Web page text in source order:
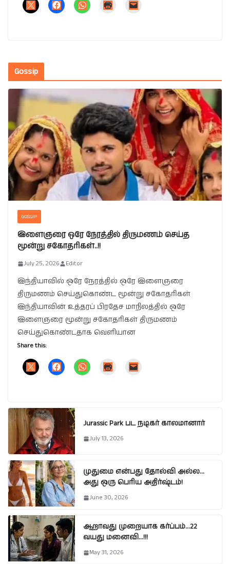
Gossip
GOSSIP
இளைஞரை ஒரே நேரத்தில் திருமணம் செய்த
மூன்று சகோதரிகள்..!!
July 25, 2026 Editor
இந்தியாவில் ஒரே நேரத்தில் ஒரே இளைஞரை
திருமணம் செய்துகொண்ட மூன்று சகோதரிகள்
இந்தியாவின் உத்தரப் பிரதேச மாநிலத்தில் ஒரே
இளைஞரை மூன்று சகோதரிகள் திருமணம்
செய்துகொண்டதாக வெளியான
Share this:
Jurassic Park பட நடிகர் காலமானார்
July 13, 2026
முதுமை என்பது தோல்வி அல்ல…
அது ஒரு பெரிய அதிர்ஷ்டம்!
June 30, 2026
ஆறாவது முறையாக கர்ப்பம்…22
வயது மனைவி…!!!
May 31, 2026